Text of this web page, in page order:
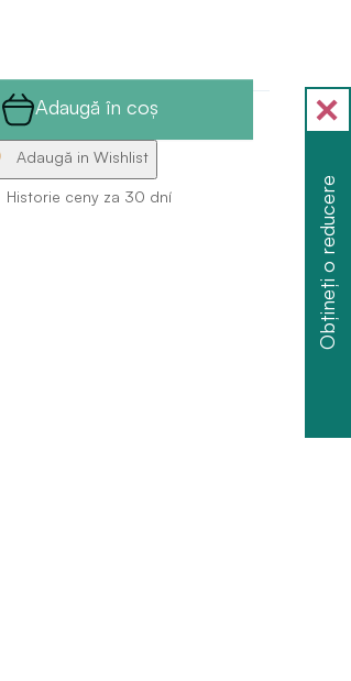
Adaugă în coş
Adaugă in Wishlist
Historie ceny za 30 dní Obțineți o reducere